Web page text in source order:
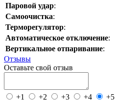
Паровой удар:
Самоочистка:
Терморегулятор:
Автоматическое отключение:
Вертикальное отпаривание:
Отзывы
Оставьте свой отзыв
+1 +2 +3 +4 +5